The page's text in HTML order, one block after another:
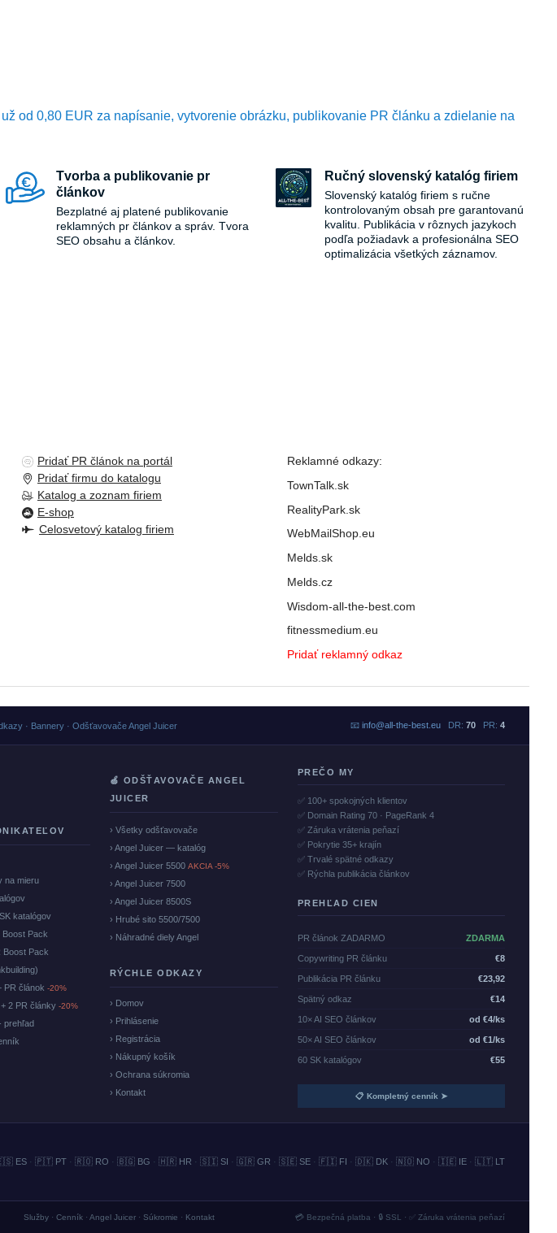
od 0,80 EUR za napísanie, vytvorenie obrázku, publikovanie PR článku a zdielanie na
Tvorba a publikovanie pr
článkov
Bezplatné aj platené publikovanie
reklamných pr článkov a správ. Tvora
SEO obsahu a článkov.
Ručný slovenský katalóg firiem
Slovenský katalóg firiem s ručne
kontrolovaným obsah pre garantovanú
kvalitu. Publikácia v rôznych jazykoch
podľa požiadavk a profesionálna SEO
optimalizácia všetkých záznamov.
Pridať PR článok na portál
Pridať firmu do katalogu
Katalog a zoznam firiem
E-shop
Celosvetový katalog firiem
Reklamné odkazy:
TownTalk.sk
RealityPark.sk
WebMailShop.eu
Melds.sk
Melds.cz
Wisdom-all-the-best.com
fitnessmedium.eu
Pridať reklamný odkaz
· Bannery · Odšťavovače Angel Juicer 📧 info@all-the-best.euDR: 70PR: 4
na mieru
katalógov
Boost Pack
Boost Pack
PR článok -20%
2 PR články -20%
prehľad
🍏 ODŠŤAVOVAČE ANGEL
JUICER
› Všetky odšťavovače
› Angel Juicer — katalóg
› Angel Juicer 5500 AKCIA -5%
› Angel Juicer 7500
› Angel Juicer 8500S
› Hrubé sito 5500/7500
› Náhradné diely Angel
RÝCHLE ODKAZY
› Domov
› Prihlásenie
› Registrácia
› Nákupný košík
› Ochrana súkromia
› Kontakt
PREČO MY
✅ 100+ spokojných klientov
✅ Domain Rating 70 · PageRank 4
✅ Záruka vrátenia peňazí
✅ Pokrytie 35+ krajín
✅ Trvalé spätné odkazy
✅ Rýchla publikácia článkov
PREHĽAD CIEN
PR článok ZADARMO ZDARMA
Copywriting PR článku €8
Publikácia PR článku €23,92
Spätný odkaz €14
10× AI SEO článkov od €4/ks
50× AI SEO článkov od €1/ks
60 SK katalógov €55
📋 Kompletný cenník ➤
ES · 🇵🇹 PT · 🇷🇴 RO · 🇧🇬 BG · 🇭🇷 HR · 🇸🇮 SI · 🇬🇷 GR · 🇸🇪 SE · 🇫🇮 FI · 🇩🇰 DK · 🇳🇴 NO · 🇮🇪 IE · 🇱🇹 LT
Služby ·Cenník ·Angel Juicer ·Súkromie · Kontakt 💳 Bezpečná platba · 🔒 SSL · ✅ Záruka vrátenia peňazí